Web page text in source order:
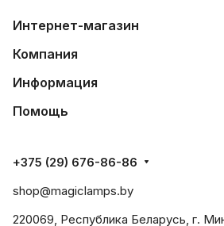
Интернет-магазин
Компания
Информация
Помощь
+375 (29) 676-86-86
shop@magiclamps.by
220069, Республика Беларусь, г.